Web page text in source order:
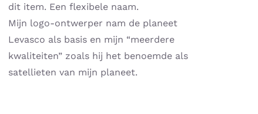
dit item. Een flexibele naam.
Mijn logo-ontwerper nam de planeet
Levasco als basis en mijn “meerdere
kwaliteiten” zoals hij het benoemde als
satellieten van mijn planeet.